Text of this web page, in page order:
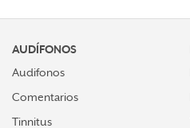
AUDÍFONOS
Audifonos
Comentarios
Tinnitus